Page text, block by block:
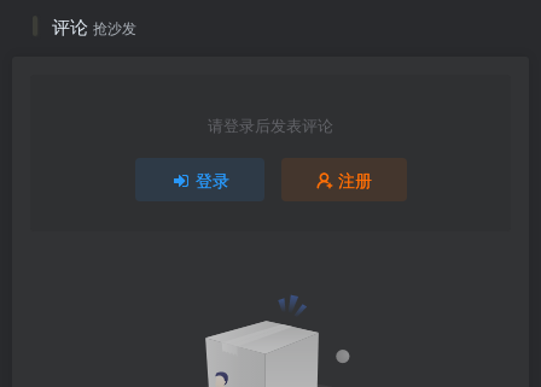
评论 抢沙发
请登录后发表评论
登录 注册